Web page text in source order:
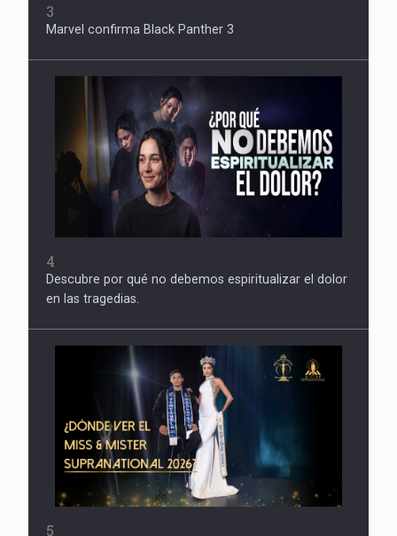
3
Marvel confirma Black Panther 3
4
Descubre por qué no debemos espiritualizar el dolor
en las tragedias.
5